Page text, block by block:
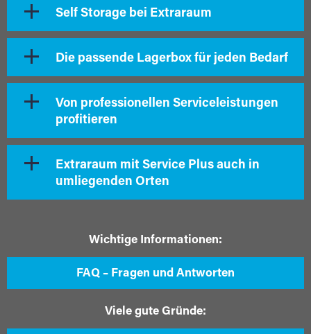
Self Storage bei Extraraum
Die passende Lagerbox für jeden Bedarf
Von professionellen Serviceleistungen
profitieren
Extraraum mit Service Plus auch in
umliegenden Orten
Wichtige Informationen:
FAQ – Fragen und Antworten
Viele gute Gründe: